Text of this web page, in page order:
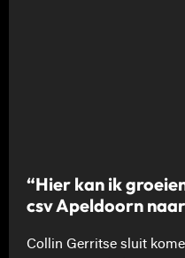
“Hier kan ik
csv Apeldoorn
Collin Gerritse sluit